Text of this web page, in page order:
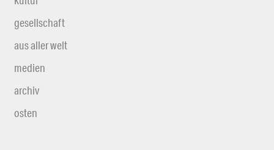
gesellschaft
aus aller welt
medien
archiv
osten